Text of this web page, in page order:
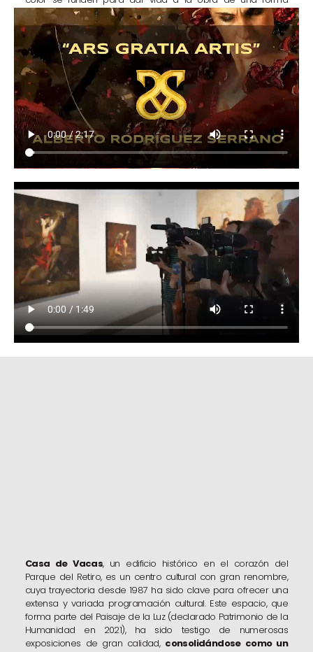
completamente nueva.
Casa de Vacas, un edificio histórico en el corazón del
Parque del Retiro, es un centro cultural con gran renombre,
cuya trayectoria desde 1987 ha sido clave para ofrecer una
extensa yvariada programación cultural. Este espacio, que
forma parte del Paisaje de la Luz(declarado Patrimonio de la
Humanidad en 2021), ha sido testigo de numerosas
exposiciones de gran calidad, consolidándose como un